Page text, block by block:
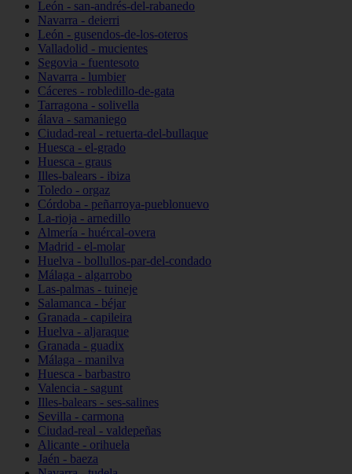
León - san-andrés-del-rabanedo
Navarra - deierri
León - gusendos-de-los-oteros
Valladolid - mucientes
Segovia - fuentesoto
Navarra - lumbier
Cáceres - robledillo-de-gata
Tarragona - solivella
álava - samaniego
Ciudad-real - retuerta-del-bullaque
Huesca - el-grado
Huesca - graus
Illes-balears - ibiza
Toledo - orgaz
Córdoba - peñarroya-pueblonuevo
La-rioja - arnedillo
Almería - huércal-overa
Madrid - el-molar
Huelva - bollullos-par-del-condado
Málaga - algarrobo
Las-palmas - tuineje
Salamanca - béjar
Granada - capileira
Huelva - aljaraque
Granada - guadix
Málaga - manilva
Huesca - barbastro
Valencia - sagunt
Illes-balears - ses-salines
Sevilla - carmona
Ciudad-real - valdepeñas
Alicante - orihuela
Jaén - baeza